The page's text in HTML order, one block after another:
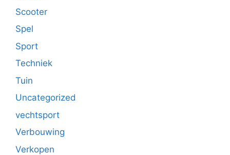
Scooter
Spel
Sport
Techniek
Tuin
Uncategorized
vechtsport
Verbouwing
Verkopen